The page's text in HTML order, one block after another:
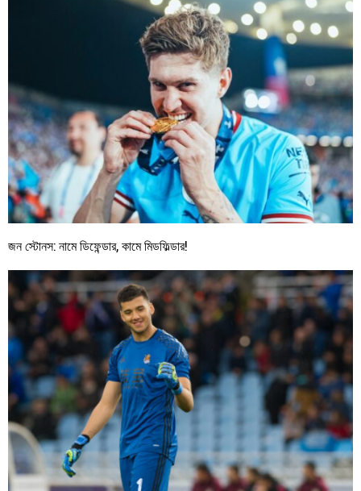
জন স্টোনস: নামে ডিফেন্ডার, কামে মিডফিল্ডার!